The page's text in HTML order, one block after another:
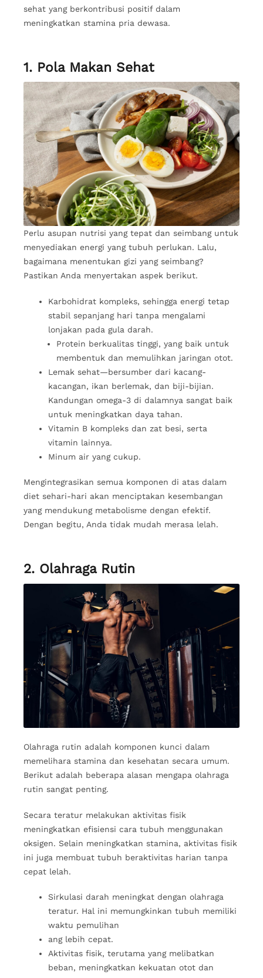
sehat yang berkontribusi positif dalam
meningkatkan stamina pria dewasa.
1. Pola Makan Sehat
Perlu asupan nutrisi yang tepat dan seimbang untuk
menyediakan energi yang tubuh perlukan. Lalu,
bagaimana menentukan gizi yang seimbang?
Pastikan Anda menyertakan aspek berikut.
Karbohidrat kompleks, sehingga energi tetap
stabil sepanjang hari tanpa mengalami
lonjakan pada gula darah.
Protein berkualitas tinggi, yang baik untuk
membentuk dan memulihkan jaringan otot.
Lemak sehat—bersumber dari kacang-
kacangan, ikan berlemak, dan biji-bijian.
Kandungan omega-3 di dalamnya sangat baik
untuk meningkatkan daya tahan.
Vitamin B kompleks dan zat besi, serta
vitamin lainnya.
Minum air yang cukup.
Mengintegrasikan semua komponen di atas dalam
diet sehari-hari akan menciptakan kesembangan
yang mendukung metabolisme dengan efektif.
Dengan begitu, Anda tidak mudah merasa lelah.
2. Olahraga Rutin
Olahraga rutin adalah komponen kunci dalam
memelihara stamina dan kesehatan secara umum.
Berikut adalah beberapa alasan mengapa olahraga
rutin sangat penting.
Secara teratur melakukan aktivitas fisik
meningkatkan efisiensi cara tubuh menggunakan
oksigen. Selain meningkatkan stamina, aktivitas fisik
ini juga membuat tubuh beraktivitas harian tanpa
cepat lelah.
Sirkulasi darah meningkat dengan olahraga
teratur. Hal ini memungkinkan tubuh memiliki
waktu pemulihan
ang lebih cepat.
Aktivitas fisik, terutama yang melibatkan
beban, meningkatkan kekuatan otot dan